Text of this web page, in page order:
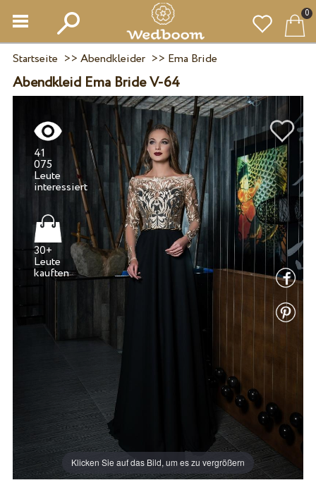
0
Startseite >> Abendkleider>> Ema Bride
Abendkleid Ema Bride V-64
Klicken Sie auf das Bild, um es zu vergrößern
41
075
Leute
30+
Leute
kauften